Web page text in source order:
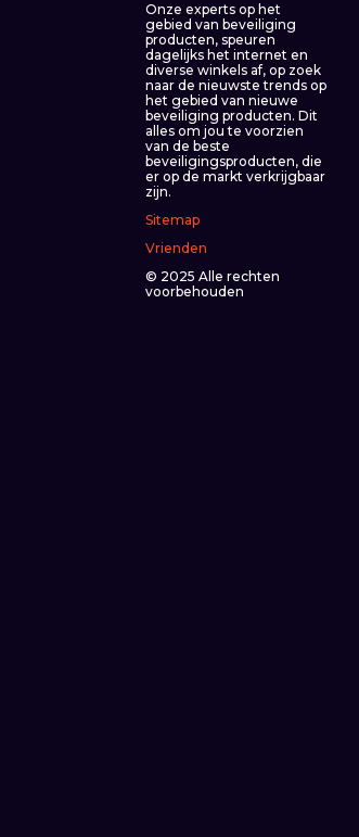
Onze experts op het
gebied van beveiliging
producten, speuren
dagelijks het internet en
diverse winkels af, op zoek
naar de nieuwste trends op
het gebied van nieuwe
beveiliging producten. Dit
alles om jou te voorzien
van de beste
beveiligingsproducten, die
er op de markt verkrijgbaar
zijn.
Sitemap
Vrienden
© 2025 Alle rechten
voorbehouden